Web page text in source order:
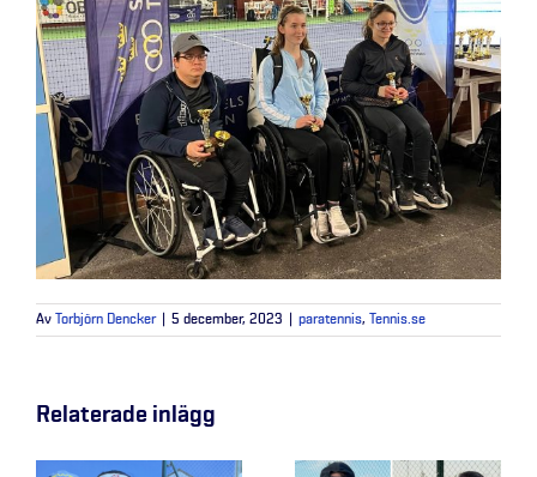
Av Torbjörn Dencker 5 december, 2023 paratennis, Tennis.se
Relaterade inlägg